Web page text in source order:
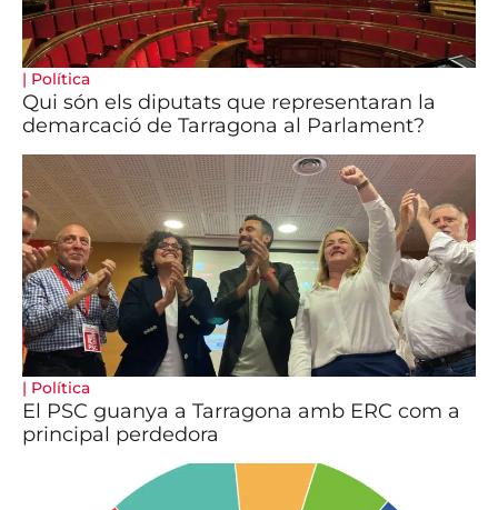
| Política
Qui són els diputats que representaran la
demarcació de Tarragona al Parlament?
| Política
El PSC guanya a Tarragona amb ERC com a
principal perdedora